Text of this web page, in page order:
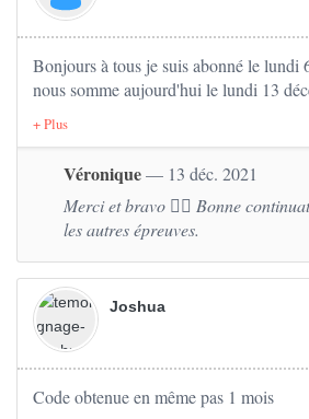
Bonjours à tous je suis abonné le lundi
nous somme aujourd'hui le lundi 13
mon code en une semaine les question
vraiment très très proche de examen.
tous et bon courage. Karl
Véronique— 13 déc. 2021
Merci et bravo 👍🏽 Bonne
les autres épreuves.
Joshua
Code obtenue en même pas 1 mois